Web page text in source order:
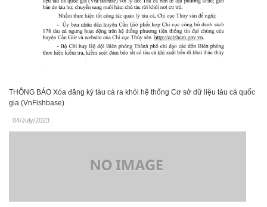
THÔNG BÁO Xóa đăng ký tàu cá ra khỏi hệ thống Cơ sở dữ liệu tàu cá quốc
gia (VnFishbase)
04/July/2023